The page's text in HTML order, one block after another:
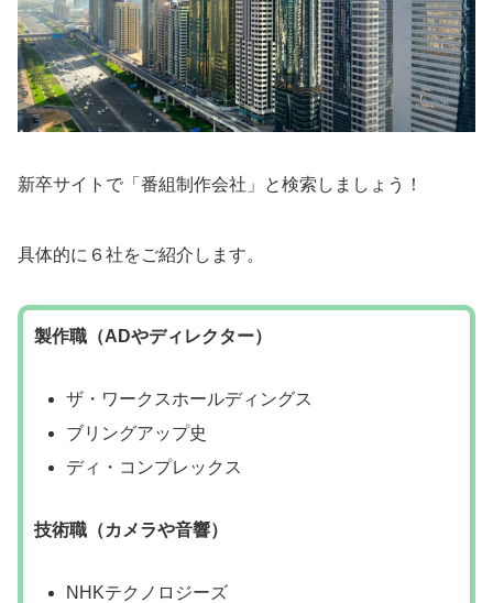
新卒サイトで「番組制作会社」と検索しましょう！
具体的に６社をご紹介します。
製作職（ADやディレクター）
ザ・ワークスホールディングス
ブリングアップ史
ディ・コンプレックス
技術職（カメラや音響）
NHKテクノロジーズ